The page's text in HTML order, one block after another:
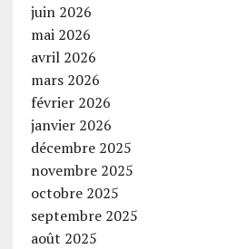
juin 2026
mai 2026
avril 2026
mars 2026
février 2026
janvier 2026
décembre 2025
novembre 2025
octobre 2025
septembre 2025
août 2025